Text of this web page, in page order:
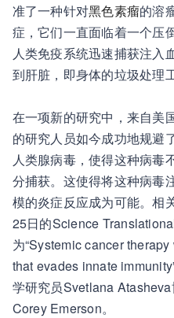
准了一种针对黑色素瘤的溶
症，它们一直面临着一个压
人类免疫系统迅速捕获注入
到肝脏，即身体的垃圾处理工
在一项新的研究中，来自美
的研究人员如今成功地规避
人类腺病毒，使得这种病毒
分捕获。这使得将这种病毒
模的炎症反应成为可能。相
25日的Science
为“Systemic cancer
that evades innate
学研究员Svetlana
Corey Emerson。